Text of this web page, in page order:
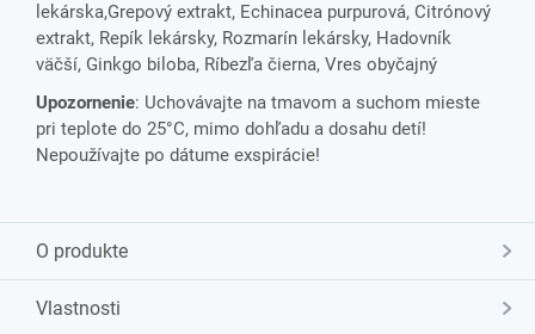
lekárska,Grepový extrakt, Echinacea purpurová, Citrónový
extrakt, Repík lekársky, Rozmarín lekársky, Hadovník
väčší, Ginkgo biloba, Ríbezľa čierna, Vres obyčajný
Upozornenie: Uchovávajte na tmavom a suchom mieste
pri teplote do 25°C, mimo dohľadu a dosahu detí!
Nepoužívajte po dátume exspirácie!
O produkte
Vlastnosti